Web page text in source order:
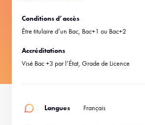
Conditions d’accès
Être titulaire d’un Bac, Bac+1 ou Bac+2
Accréditations
Visé Bac +3 par l’État, Grade de Licence
Langues Français